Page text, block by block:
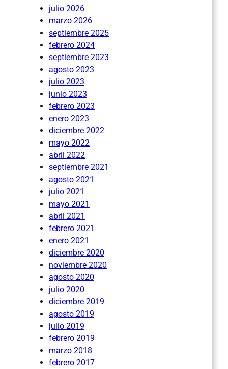
julio 2026
marzo 2026
septiembre 2025
febrero 2024
septiembre 2023
agosto 2023
julio 2023
junio 2023
febrero 2023
enero 2023
diciembre 2022
mayo 2022
abril 2022
septiembre 2021
agosto 2021
julio 2021
mayo 2021
abril 2021
febrero 2021
enero 2021
diciembre 2020
noviembre 2020
agosto 2020
julio 2020
diciembre 2019
agosto 2019
julio 2019
febrero 2019
marzo 2018
febrero 2017